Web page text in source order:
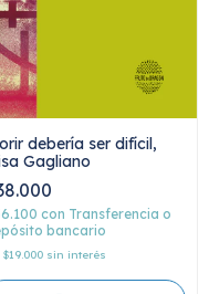
debería ser difícil,
Gagliano
con Transferencia o
bancario
$19.000 sin interés